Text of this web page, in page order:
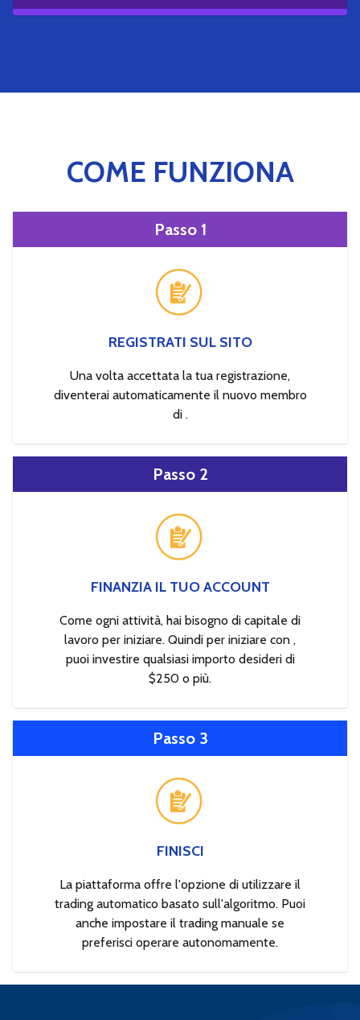
COME FUNZIONA
Passo 1
REGISTRATI SUL SITO
Una volta accettata la tua registrazione,
diventerai automaticamente il nuovo membro
di .
Passo 2
FINANZIA IL TUO ACCOUNT
Come ogni attività, hai bisogno di capitale di
lavoro per iniziare. Quindi per iniziare con ,
puoi investire qualsiasi importo desideri di
$250 o più.
Passo 3
FINISCI
La piattaforma offre l'opzione di utilizzare il
trading automatico basato sull'algoritmo. Puoi
anche impostare il trading manuale se
preferisci operare autonomamente.